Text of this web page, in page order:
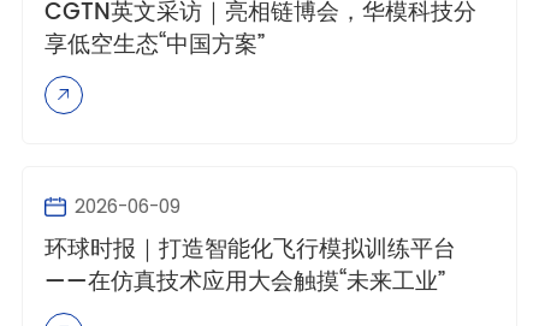
CGTN英文采访｜亮相链博会，华模科技分
享低空生态“中国方案”
2026-06-09
环球时报｜打造智能化飞行模拟训练平台
——在仿真技术应用大会触摸“未来工业”